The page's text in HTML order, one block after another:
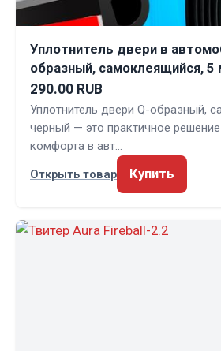
Уплотнитель двери в
образный, самоклеящийся, 5
290.00 RUB
Уплотнитель двери Q-образный,
черный — это практичное
комфорта в авт…
Открыть товар
Купить